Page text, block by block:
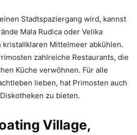
Stadtspaziergang wird, kannst
Mala Rudica oder Velika
kristallklaren Mittelmeer abkühlen.
zahlreiche Restaurants, die
Küche verwöhnen. Für alle
lieben, hat Primosten auch
zu bieten.
Village,